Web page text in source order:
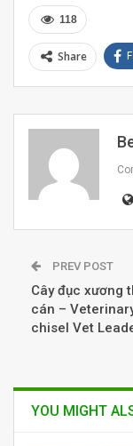
118
Share
PREV POST
Cây đục xương
cán –
chisel Vet
YOU MIGHT